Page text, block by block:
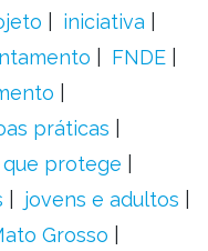
iniciativa
FNDE
práticas
que protege
jovens e adultos
Grosso